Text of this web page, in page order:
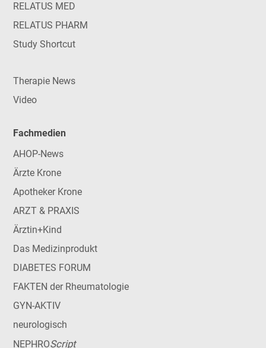
RELATUS MED
RELATUS PHARM
Study Shortcut
Therapie News
Video
Fachmedien
AHOP-News
Ärzte Krone
Apotheker Krone
ARZT & PRAXIS
Ärztin+Kind
Das Medizinprodukt
DIABETES FORUM
FAKTEN der Rheumatologie
GYN-AKTIV
neurologisch
NEPHROScript